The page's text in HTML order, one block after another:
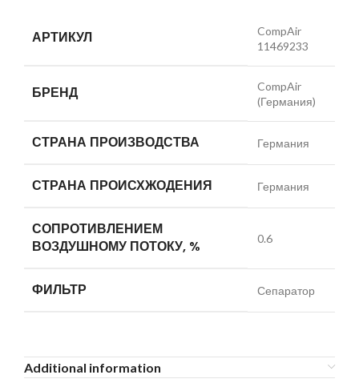
АРТИКУЛ
CompAir
11469233
БРЕНД
CompAir
(Германия)
СТРАНА ПРОИЗВОДСТВА Германия
СТРАНА ПРОИСХЖОДЕНИЯ Германия
СОПРОТИВЛЕНИЕМ
ВОЗДУШНОМУ ПОТОКУ, %
0.6
ФИЛЬТР Сепаратор
Additional information